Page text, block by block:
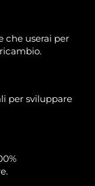
che userai per
per sviluppare